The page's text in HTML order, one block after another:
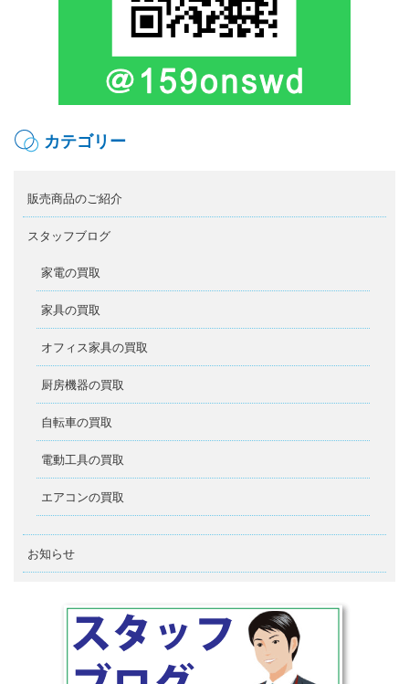
カテゴリー
販売商品のご紹介
スタッフブログ
家電の買取
家具の買取
オフィス家具の買取
厨房機器の買取
自転車の買取
電動工具の買取
エアコンの買取
お知らせ